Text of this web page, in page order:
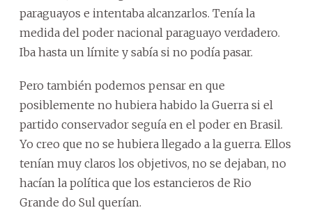
paraguayos e intentaba alcanzarlos. Tenía la
medida del poder nacional paraguayo verdadero.
Iba hasta un límite y sabía si no podía pasar.
Pero también podemos pensar en que
posiblemente no hubiera habido la Guerra si el
partido conservador seguía en el poder en Brasil.
Yo creo que no se hubiera llegado a la guerra. Ellos
tenían muy claros los objetivos, no se dejaban, no
hacían la política que los estancieros de Rio
Grande do Sul querían.